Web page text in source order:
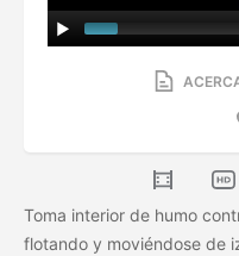
Toma interior de humo
flotando y moviéndose de